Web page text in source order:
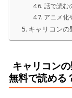
話で読む
アニメ化
キャリコンの
キャリコン
無料で読める